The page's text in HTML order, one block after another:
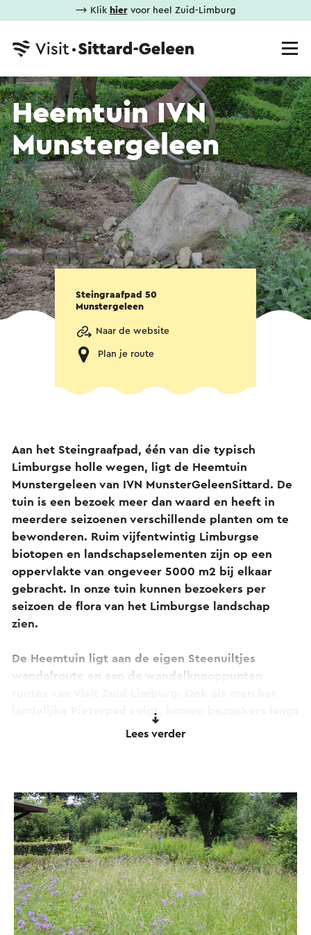
⟶ Klik hiervoor heel Zuid-Limburg
Heemtuin IVN
Munstergeleen
Steingraafpad 50
Munstergeleen
Naar de website
Plan je route
Aan het Steingraafpad, één van die typisch
Limburgse holle wegen, ligt de Heemtuin
Munstergeleen van IVN MunsterGeleenSittard. De
tuin is een bezoek meer dan waard en heeft in
meerdere seizoenen verschillende planten om te
bewonderen. Ruim vijfentwintig Limburgse
biotopen en landschapselementen zijn op een
oppervlakte van ongeveer 5000 m2 bij elkaar
gebracht. In onze tuin kunnen bezoekers per
seizoen de flora van het Limburgse landschap
zien.
De Heemtuin ligt aan de eigen Steenuiltjes
wandelroute en aan de wandelknooppunten
landelijke Pieterpad volgt, komen bezoekers langs
aanwezig. De dichtstbijzijnde parkeerplaats voor
auto’s is gelegen bij het dorpje Windraak aan de
Botkuilweg. Vanuit deze parkeerplaats is het 1,4
km wandelen naar de Heemtuin. De IVN Heemtuin
wordt met bordjes aangegeven.
Met het OV is de Heemtuin bereikbaar via NS
station Sittard. Daar neemt u bus 36 of 37 richting
Lees verder